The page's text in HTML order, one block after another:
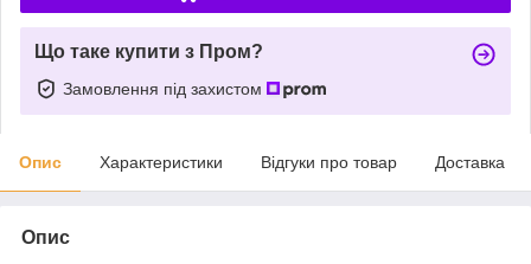
Що таке купити з Пром?
Замовлення під захистом
Опис Характеристики Відгуки про товар Доставка
Опис